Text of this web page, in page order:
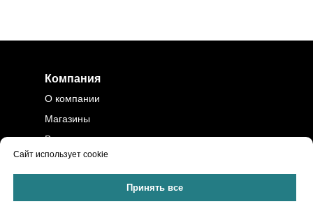
Сайт использует cookie
Принять все
Компания
О компании
Магазины
Вакансии
Контакты
конфиденциальности